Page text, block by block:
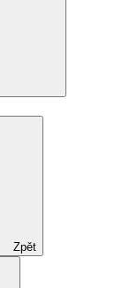
Zpět